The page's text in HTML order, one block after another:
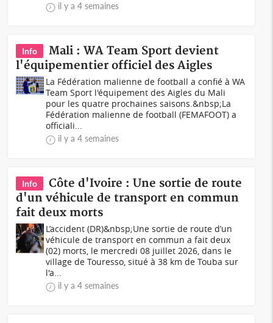
il y a 4 semaines
Info
Mali : WA Team Sport devient
l'équipementier officiel des Aigles
La Fédération malienne de football a confié à WA
Team Sport l'équipement des Aigles du Mali
pour les quatre prochaines saisons.&nbsp;La
Fédération malienne de football (FEMAFOOT) a
officiali...
il y a 4 semaines
Info
Côte d'Ivoire : Une sortie de route
d'un véhicule de transport en commun
fait deux morts
L’accident (DR)&nbsp;Une sortie de route d’un
véhicule de transport en commun a fait deux
(02) morts, le mercredi 08 juillet 2026, dans le
village de Touresso, situé à 38 km de Touba sur
l'a...
il y a 4 semaines